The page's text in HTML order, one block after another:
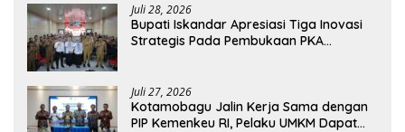
Juli 28, 2026
Bupati Iskandar Apresiasi Tiga Inovasi
Strategis Pada Pembukaan PKA
Juli 27, 2026
Kotamobagu Jalin Kerja Sama dengan
PIP Kemenkeu RI, Pelaku UMKM Dapat